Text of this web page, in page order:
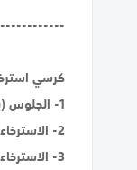
كرسي
1- الجلوس (بزاوية 105 درجة)
2- الاسترخاء مع مد الرجلين (بزاوية 120 درجة)
3- الاسترخاء مع وضعية النوم (بزاوية 180 درجة)